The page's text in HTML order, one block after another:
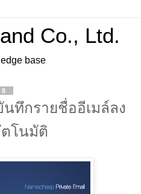
Co., Ltd.
base
ทึกรายชื่ออีเมล์ลง
ตโนมัติ